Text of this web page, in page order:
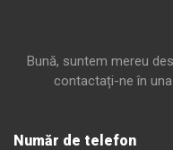
Bună, suntem mereu
contactați-ne în
Număr de telefon